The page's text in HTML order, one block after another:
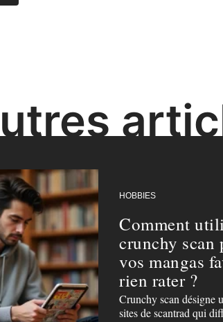
HOBBIES
Comment
crunchy scan
vos mangas
rien rater ?
Crunchy scan désigne
sites de scantrad qui